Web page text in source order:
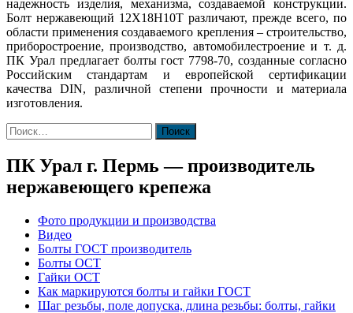
надежность изделия, механизма, создаваемой конструкции.
Болт нержавеющий 12Х18Н10Т различают, прежде всего, по
области применения создаваемого крепления – строительство,
приборостроение, производство, автомобилестроение и т. д.
ПК Урал предлагает болты гост 7798-70, созданные согласно
Российским стандартам и европейской сертификации
качества DIN, различной степени прочности и материала
изготовления.
Найти:
ПК Урал г. Пермь — производитель
нержавеющего крепежа
Фото продукции и производства
Видео
Болты ГОСТ производитель
Болты ОСТ
Гайки ОСТ
Как маркируются болты и гайки ГОСТ
Шаг резьбы, поле допуска, длина резьбы: болты, гайки